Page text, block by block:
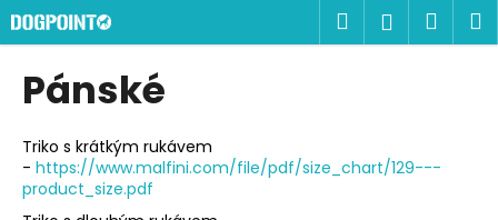
Přejít
na
obsah
Hledat
Pánské
Triko s krátkým rukávem
- https://www.malfini.com/file/pdf/size_chart/129---
product_size.pdf
K
o
o
p
o